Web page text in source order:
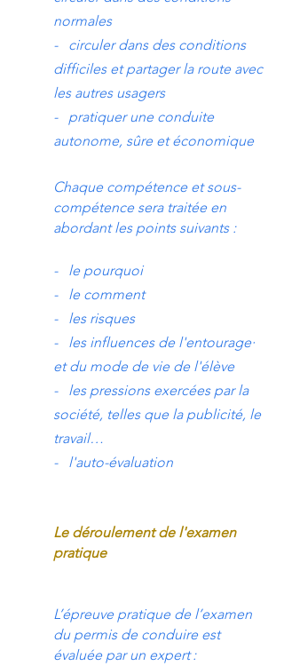
normales
- circuler dans des conditions
difficiles et partager la route avec
les autres usagers
- pratiquer une conduite
autonome, sûre et économique
Chaque compétence et sous-
compétence sera traitée en
abordant les points suivants :
- le pourquoi
- le comment
- les risques
- les influences de l'entourage·
et du mode de vie de l'élève
- les pressions exercées par la
société, telles que la publicité, le
travail…
- l'auto-évaluation
Le déroulement de l'examen
pratique
L’épreuve pratique de l’examen
du permis de conduire est
évaluée par un expert :